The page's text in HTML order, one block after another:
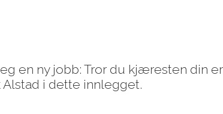
en ny jobb: Tror du kjæresten din
i dette innlegget.